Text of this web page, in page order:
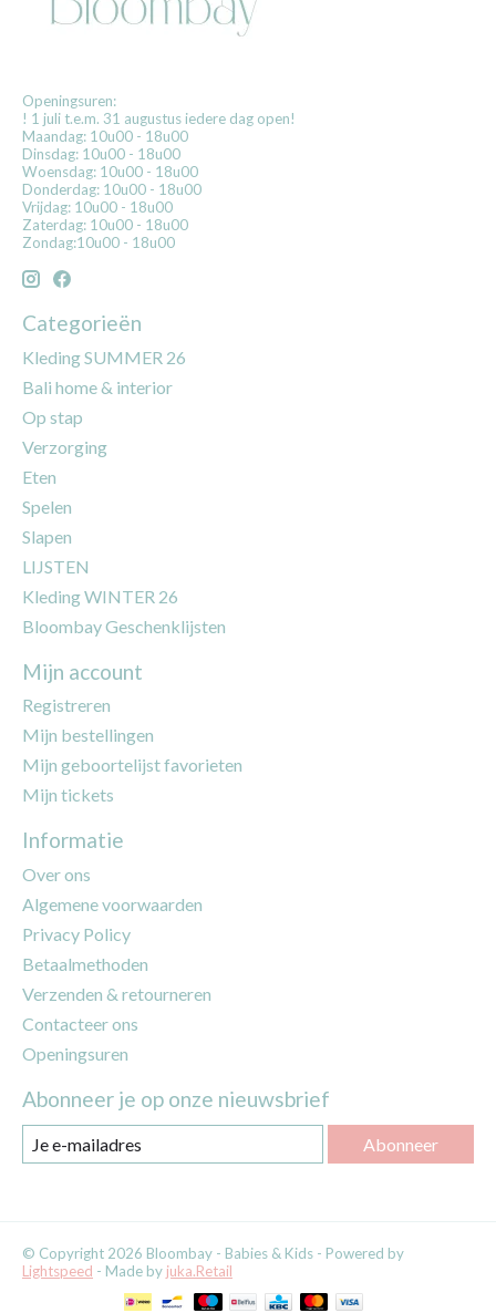
Openingsuren:
! 1 juli t.e.m. 31 augustus iedere dag open!
Maandag: 10u00 - 18u00
Dinsdag: 10u00 - 18u00
Woensdag: 10u00 - 18u00
Donderdag: 10u00 - 18u00
Vrijdag: 10u00 - 18u00
Zaterdag: 10u00 - 18u00
Zondag:10u00 - 18u00
Categorieën
Kleding SUMMER 26
Bali home & interior
Op stap
Verzorging
Eten
Spelen
Slapen
LIJSTEN
Kleding WINTER 26
Bloombay Geschenklijsten
Mijn account
Registreren
Mijn bestellingen
Mijn geboortelijst favorieten
Mijn tickets
Informatie
Over ons
Algemene voorwaarden
Privacy Policy
Betaalmethoden
Verzenden & retourneren
Contacteer ons
Openingsuren
Abonneer je op onze nieuwsbrief
Abonneer
© Copyright 2026 Bloombay - Babies & Kids - Powered by
Lightspeed - Made by juka.Retail